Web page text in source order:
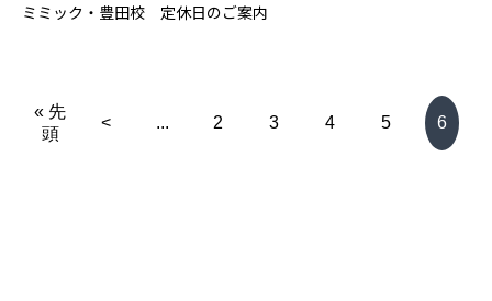
ミミック・豊田校 定休日のご案内
« 先
頭
< ... 2 3 4 5 6